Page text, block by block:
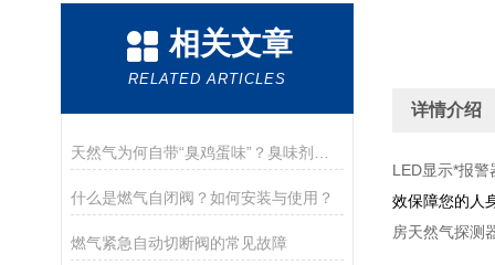
相关文章
RELATED ARTICLES
什么是燃气自闭阀？如何安装与使用？
燃气紧急自动切断阀的常见故障
详情介绍
LED显示*报
效保障您的人
房天然气探测